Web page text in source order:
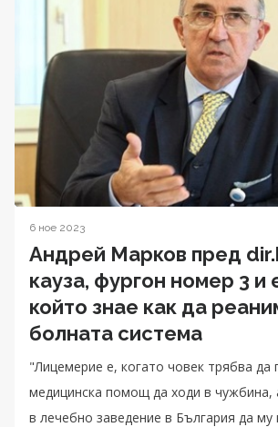
6 ное 2023
Андрей Марков пред
кауза, фургон номер 3
който знае как да
болната система
"Лицемерие е, когато човек трябва да
медицинска помощ да ходи в чужбина,
в лечебно заведение в България да му